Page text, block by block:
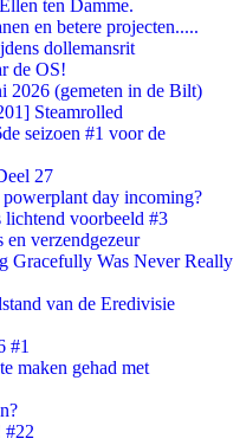
ten Damme.
en betere projecten.....
dollemansrit
de OS!
2026 (gemeten in de Bilt)
Steamrolled
seizoen #1 voor de
27
day incoming?
lichtend voorbeeld #3
verzendgezeur
Gracefully Was Never Really
van de Eredivisie
#1
maken gehad met
#22